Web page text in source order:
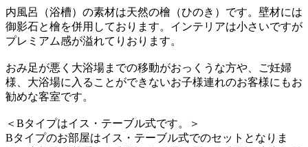
内風呂（浴槽）の素材は天然の檜（ひのき）です。壁材には
御影石と檜を併用しております。インテリアは小さいですが
プレミアム感が溢れてりおります。
おみ足が悪く大浴場までの移動がおっくうな方や、ご妊婦
様、大浴場に入ることができないお子様連れのお客様にもお
勧めな客室です。
＜Bタイプはイス・テーブル式です。＞
Bタイプのお部屋はイス・テーブル式でのセットとなりま